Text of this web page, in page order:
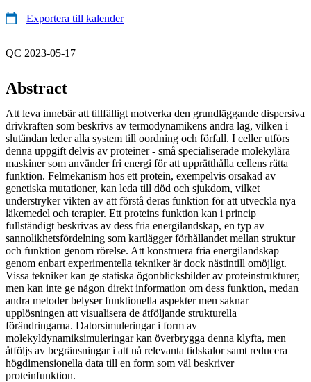
Exportera till kalender
QC 2023-05-17
Abstract
Att leva innebär att tillfälligt motverka den grundläggande dispersiva
drivkraften som beskrivs av termodynamikens andra lag, vilken i
slutändan leder alla system till oordning och förfall. I celler utförs
denna uppgift delvis av proteiner - små specialiserade molekylära
maskiner som använder fri energi för att upprätthålla cellens rätta
funktion. Felmekanism hos ett protein, exempelvis orsakad av
genetiska mutationer, kan leda till död och sjukdom, vilket
understryker vikten av att förstå deras funktion för att utveckla nya
läkemedel och terapier. Ett proteins funktion kan i princip
fullständigt beskrivas av dess fria energilandskap, en typ av
sannolikhetsfördelning som kartlägger förhållandet mellan struktur
och funktion genom rörelse. Att konstruera fria energilandskap
genom enbart experimentella tekniker är dock nästintill omöjligt.
Vissa tekniker kan ge statiska ögonblicksbilder av proteinstrukturer,
men kan inte ge någon direkt information om dess funktion, medan
andra metoder belyser funktionella aspekter men saknar
upplösningen att visualisera de åtföljande strukturella
förändringarna. Datorsimuleringar i form av
molekyldynamiksimuleringar kan överbrygga denna klyfta, men
åtföljs av begränsningar i att nå relevanta tidskalor samt reducera
högdimensionella data till en form som väl beskriver
proteinfunktion.